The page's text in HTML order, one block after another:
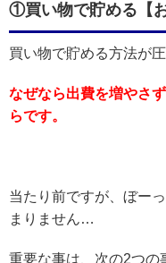
①買い物で貯める【
買い物で貯める方法が
なぜなら出費を増やさ
らです。
当たり前ですが、ぼー
まりません…
重要な事は、次の2つの